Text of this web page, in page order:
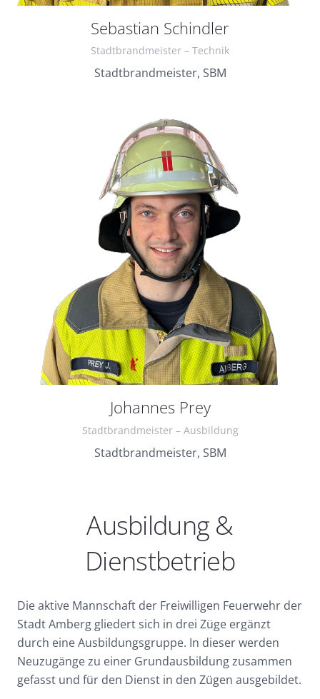
Sebastian Schindler
Stadtbrandmeister – Technik
Stadtbrandmeister, SBM
Johannes Prey
Stadtbrandmeister – Ausbildung
Stadtbrandmeister, SBM
Ausbildung &
Dienstbetrieb
Die aktive Mannschaft der Freiwilligen Feuerwehr der
Stadt Amberg gliedert sich in drei Züge ergänzt
durch eine Ausbildungsgruppe. In dieser werden
Neuzugänge zu einer Grundausbildung zusammen
gefasst und für den Dienst in den Zügen ausgebildet.